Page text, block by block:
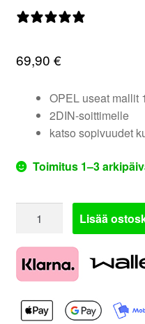
69,90 €
OPEL useat mallit
2DIN-soittimelle
katso sopivuudet
Toimitus 1–3
2
Opel
soittimen
asennuskehys
Lisää